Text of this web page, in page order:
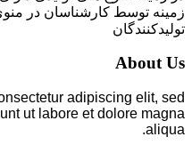
زمینه توسط کارشناسان در
تولیدکنندگان
About Us
adipiscing elit, sed
ut labore et dolore magna
aliqua.